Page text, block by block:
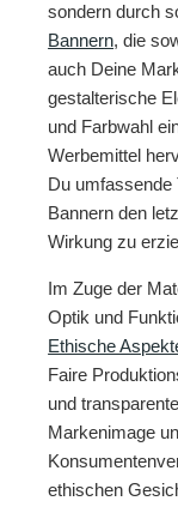
sondern durch
Bannern, die
auch Deine
gestalterische
und Farbwahl
Werbemittel
Du umfassende
Bannern den
Wirkung zu
Im Zuge der
Optik und
Ethische
Faire
und
Markenimage
ethischen